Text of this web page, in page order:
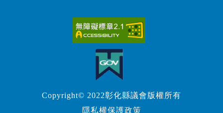
Copyright© 2022彰化縣議會版權所有
隱私權保護政策